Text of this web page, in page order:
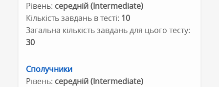
Рівень: середній (Intermediate)
Кількість завдань в тесті: 10
Загальна кількість завдань для цього тесту:
30
Сполучники
Рівень: середній (Intermediate)